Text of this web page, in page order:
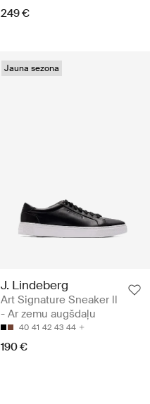
249 €
Jauna sezona
J. Lindeberg
Art Signature Sneaker ll
- Ar zemu augšdaļu
40 41 42 43 44
190 €